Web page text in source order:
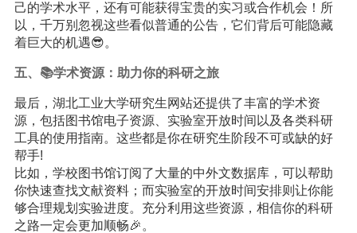
己的学术水平，还有可能获得宝贵的实习或合作机会！所
以，千万别忽视这些看似普通的公告，它们背后可能隐藏
着巨大的机遇😎。
五、📚学术资源：助力你的科研之旅
最后，湖北工业大学研究生网站还提供了丰富的学术资
源，包括图书馆电子资源、实验室开放时间以及各类科研
工具的使用指南。这些都是你在研究生阶段不可或缺的好
帮手!
比如，学校图书馆订阅了大量的中外文数据库，可以帮助
你快速查找文献资料；而实验室的开放时间安排则让你能
够合理规划实验进度。充分利用这些资源，相信你的科研
之路一定会更加顺畅🎉。